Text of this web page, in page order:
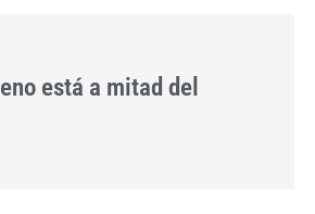
está a mitad del